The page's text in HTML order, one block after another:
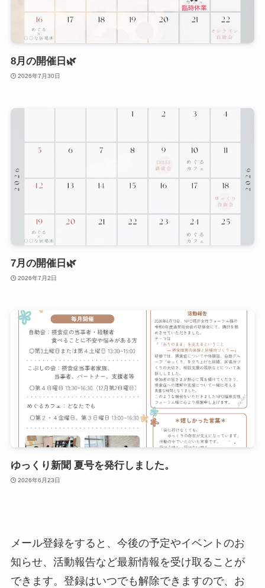
8月の開催日🌿
2026年7月30日
7月の開催日🌿
2026年7月2日
ゆっくり新聞 夏号を発行しました。
2026年6月23日
メール登録をすると、今後の予定やイベントのお
知らせ、活動報告など最新情報を受け取ることが
できます。登録はいつでも解除できますので、お